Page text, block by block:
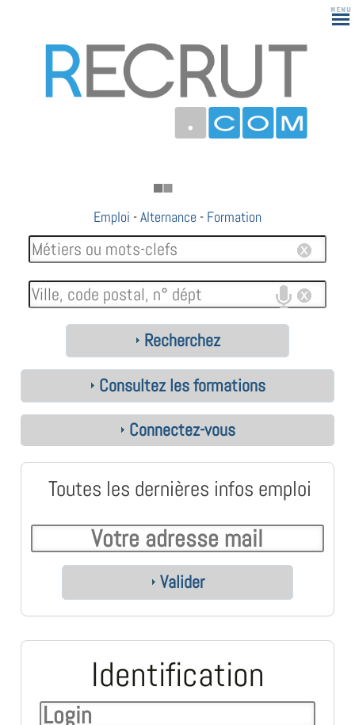
Emploi -Alternance - Formation
Recherchez
Consultez les formations
Connectez-vous
Toutes les dernières infos emploi
Valider
Identification